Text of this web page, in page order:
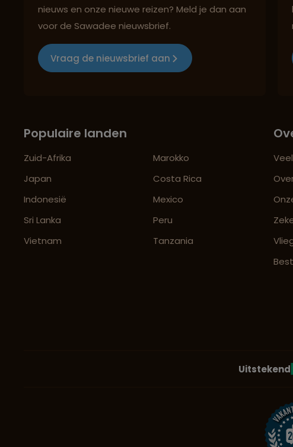
nieuws en onze nieuwe reizen? Meld je dan aan
voor de Sawadee nieuwsbrief.
Vraag de nieuwsbrief aan
Populaire landen
Zuid-Afrika
Japan
Indonesië
Sri Lanka
Vietnam
Marokko
Costa Rica
Mexico
Peru
Tanzania
Uitstekend